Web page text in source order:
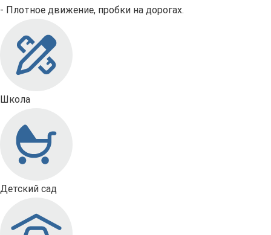
- Плотное движение, пробки на дорогах.
Школа
Детский сад